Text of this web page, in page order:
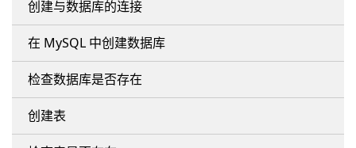
创建与数据库的连接
在 MySQL 中创建数据库
检查数据库是否存在
创建表